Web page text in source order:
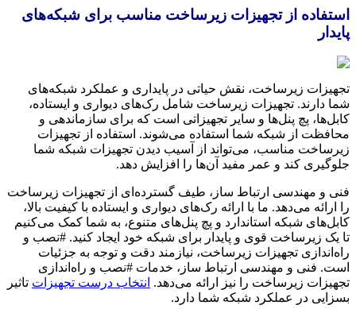
استفاده از تجهیزات زیرساخت مناسب برای شبکه‌های
پایدار
تجهیزات زیرساخت، نقش حیاتی در پایداری و عملکرد شبکه‌های
شما دارند. تجهیزات زیرساخت شامل رک‌های دیواری و ایستاده،
کابل‌ها، پچ پنل‌ها و سایر تجهیزاتی است که برای سازماندهی و
محافظت از شبکه شما استفاده می‌شوند. استفاده از تجهیزات
زیرساخت مناسب، می‌تواند از آسیب دیدن تجهیزات شبکه شما
جلوگیری کند و عمر مفید آن‌ها را افزایش دهد.
فنی و مهندسی ارتباط ساز، طیف گسترده‌ای از تجهیزات زیرساخت
را ارائه می‌دهد. ما با ارائه رک‌های دیواری و ایستاده با کیفیت بالا،
کابل‌های شبکه استاندارد و پچ پنل‌های متنوع، به شما کمک می‌کنیم
تا یک زیرساخت قوی و پایدار برای شبکه خود ایجاد کنید. #نصب و
راه‌اندازی تجهیزات زیرساخت، نیازمند دقت و توجه به جزئیات
است. فنی و مهندسی ارتباط ساز، خدمات #نصب و راه‌اندازی
تجهیزات زیرساخت را نیز ارائه می‌دهد. انتخاب درست تجهیزات تاثیر
بسزایی در عملکرد شبکه شما دارد.